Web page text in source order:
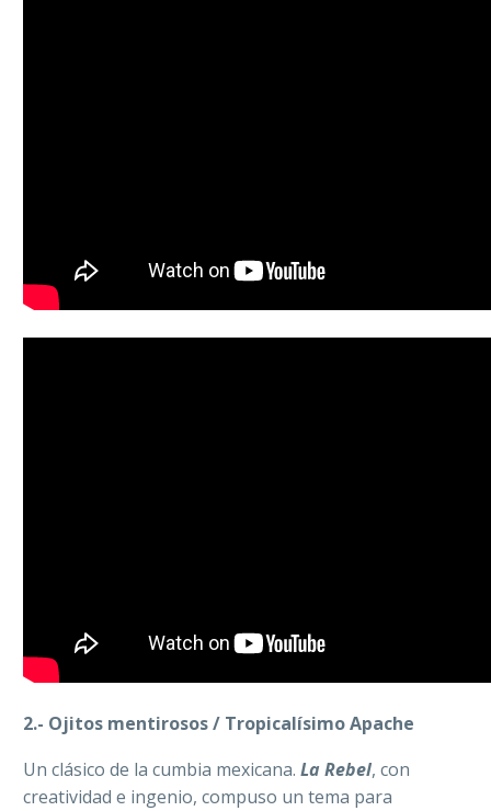
2.- Ojitos mentirosos / Tropicalísimo Apache
Un clásico de la cumbia mexicana. La Rebel, con
creatividad e ingenio, compuso un tema para